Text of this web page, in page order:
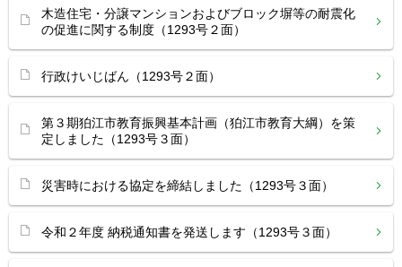
木造住宅・分譲マンションおよびブロック塀等の耐震化
の促進に関する制度（1293号２面）
行政けいじばん（1293号２面）
第３期狛江市教育振興基本計画（狛江市教育大綱）を策
定しました（1293号３面）
災害時における協定を締結しました（1293号３面）
令和２年度 納税通知書を発送します（1293号３面）